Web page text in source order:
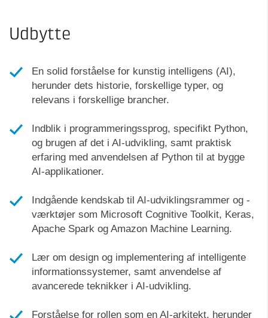
Udbytte
En solid forståelse for kunstig intelligens (AI),
herunder dets historie, forskellige typer, og
relevans i forskellige brancher.
Indblik i programmeringssprog, specifikt Python,
og brugen af det i AI-udvikling, samt praktisk
erfaring med anvendelsen af Python til at bygge
AI-applikationer.
Indgående kendskab til AI-udviklingsrammer og -
værktøjer som Microsoft Cognitive Toolkit, Keras,
Apache Spark og Amazon Machine Learning.
Lær om design og implementering af intelligente
informationssystemer, samt anvendelse af
avancerede teknikker i AI-udvikling.
Forståelse for rollen som en AI-arkitekt, herunder